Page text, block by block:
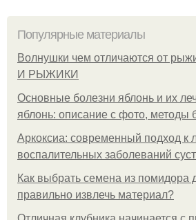
Популярные материалы
Волнушки чем отличаются от
И РЫЖИКИ
Основные болезни яблонь и их
яблонь: описание с фото, методы
Аркоксиа: современный подход к
воспалительных заболеваний
Как выбрать семена из помидора
правильно извлечь материал?